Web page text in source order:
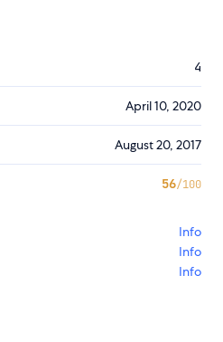
4
April 10, 2020
August 20, 2017
56/100
Info
Info
Info